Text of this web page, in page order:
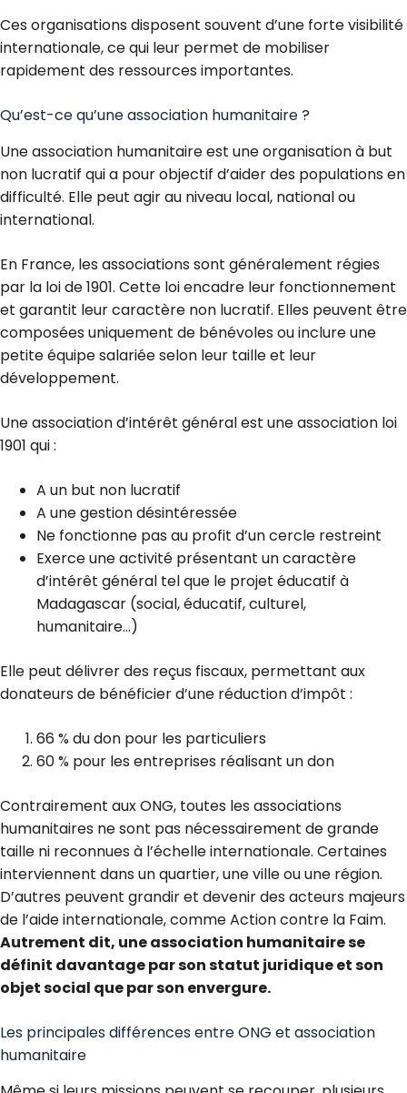
Ces organisations disposent souvent d’une forte visibilité
internationale, ce qui leur permet de mobiliser
rapidement des ressources importantes.
Qu’est-ce qu’une association humanitaire ?
Uneassociation humanitaireest une organisation à but
non lucratif qui a pour objectif d’aider des populations en
difficulté. Elle peut agir au niveau local, national ou
international.
En France, les associations sont généralement régies
par la loi de 1901. Cette loi encadre leur fonctionnement
et garantit leur caractère non lucratif. Elles peuvent être
composées uniquement de bénévoles ou inclure une
petite équipe salariée selon leur taille et leur
développement.
Une association d’intérêt général est une association loi
1901 qui :
A un but non lucratif
A une gestion désintéressée
Ne fonctionne pas au profit d’un cercle restreint
Exerce une activité présentant un caractère
d’intérêt général tel que le projet éducatif à
Madagascar (social, éducatif, culturel,
humanitaire…)
Elle peut délivrer des reçus fiscaux, permettant aux
donateurs de bénéficier d’une réduction d’impôt :
66 % du don pour les particuliers
60 % pour les entreprises réalisant un don
Contrairement aux ONG, toutes les associations
humanitaires ne sont pas nécessairement de grande
taille ni reconnues à l’échelle internationale. Certaines
interviennent dans un quartier, une ville ou une région.
D’autres peuvent grandir et devenir des acteurs majeurs
de l’aide internationale, commeAction contre la Faim.
Autrement dit, une association humanitaire se
définit davantage par son statut juridique et son
objet social que par son envergure.
Les principales différences entre ONG et association
humanitaire